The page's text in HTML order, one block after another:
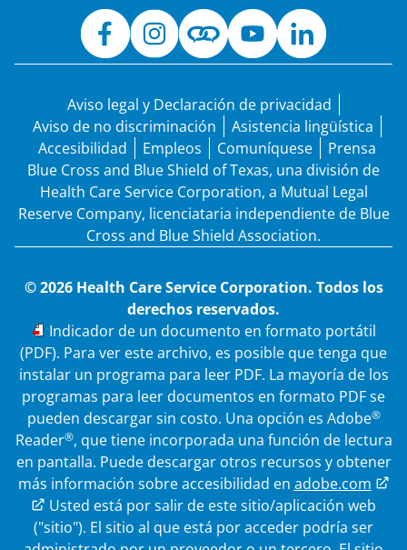
Aviso legal y Declaración de privacidad
Aviso de no discriminación
Asistencia lingüística
Accesibilidad
Empleos Comuníquese
Prensa
Blue Cross and Blue Shield of Texas, una división de
Health Care Service Corporation, a Mutual Legal
Reserve Company, licenciataria independiente de Blue
Cross and Blue Shield Association.
© 2026 Health Care Service Corporation. Todos los
derechos reservados.
PDF
Indicador de un documento en formato portátil
(PDF). Para ver este archivo, es posible que tenga que
instalar un programa para leer PDF. La mayoría de los
programas para leer documentos en formato PDF se
pueden descargar sin costo. Una opción es Adobe®
Reader®, que tiene incorporada una función de lectura
en pantalla. Puede descargar otros recursos y obtener
más información sobre accesibilidad en adobe.com
Enlace externo
Usted está por salir de este sitio/aplicación web
("sitio"). El sitio al que está por acceder podría ser